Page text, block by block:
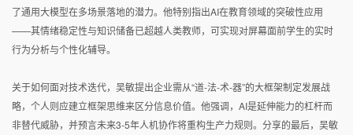
了通用大模型在多场景落地的潜力。他特别指出AI在教育领域的突破性应用
——其情绪稳定性与知识储备已超越人类教师，可实现对屏幕面前学生的实时
行为分析与个性化辅导。
关于如何面对技术迭代，吴敏提出企业需从“道-法-术-器”的大框架制定发展战
略，个人则应建立框架思维来区分信息价值。他强调，AI是延伸能力的杠杆而
非替代威胁，并预言未来3-5年人机协作将重构生产力规则。分享的最后，吴敏